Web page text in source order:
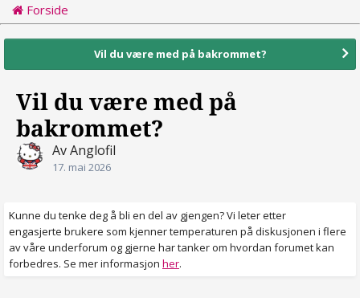
Forside
Vil du være med på bakrommet?
Vil du være med på
bakrommet?
Av Anglofil
17. mai 2026
Kunne du tenke deg å bli en del av gjengen? Vi leter etter
engasjerte brukere som kjenner temperaturen på diskusjonen i flere
av våre underforum og gjerne har tanker om hvordan forumet kan
forbedres. Se mer informasjon her.